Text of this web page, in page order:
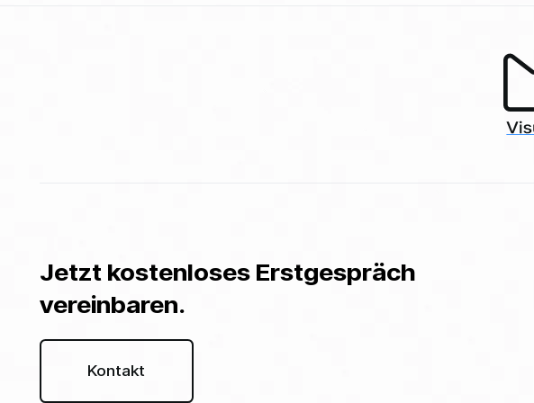
Jetzt kostenloses Erstgespräch
vereinbaren.
Kontakt